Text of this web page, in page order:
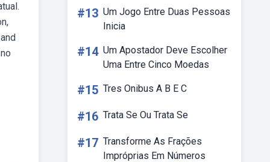
#13 Um Jogo Entre Duas Pessoas
Inicia
#14 Um Apostador Deve Escolher
Uma Entre Cinco Moedas
#15 Tres Onibus A B E C
#16 Trata Se Ou Trata Se
#17 Transforme As Frações
Impróprias Em Números